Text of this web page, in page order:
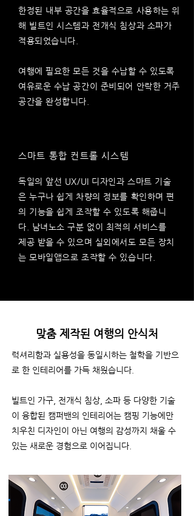
한정된 내부 공간을 효율적으로 사용하는 위
해 빌트인 시스템과 전개식 침상과 소파가
적용되었습니다.
여행에 필요한 모든 것을 수납할 수 있도록 ​
여유로운 수납 공간이 준비되어 안락한 거주
공간을 완성합니다.
스마트 통합 컨트롤 시스템
독일의 앞선 UX/UI 디자인과 스마트 기술
은 누구나 쉽게 차량의 정보를 확인하며 편
의 기능을 쉽게 조작할 수 있도록 해줍니
다. 남녀노소 구분 없이 최적의 서비스를
제공 받을 수 있으며 실외에서도 모든 장치
는 모바일앱으로 조작할 수 있습니다.
맞춤 제작된 여행의 안식처
럭셔리함과 실용성을 동일시하는 철학을 기반으
로 한 인테리어를 가득 채웠습니다.
빌트인 가구, 전개식 침상, 소파 등 다양한 기술
이 융합된 캠퍼밴의 인테리어는 캠핑 기능에만
치우친 디자인이 아닌 여행의 감성까지 채울 수
있는 새로운 경험으로 이어집니다.